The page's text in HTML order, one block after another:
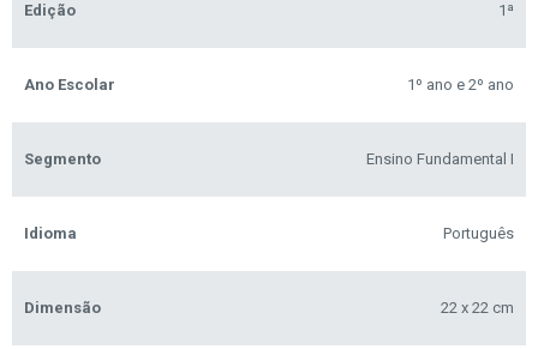
Edição 1ª
Ano Escolar 1º ano e 2º ano
Segmento Ensino Fundamental I
Idioma Português
Dimensão 22 x 22 cm